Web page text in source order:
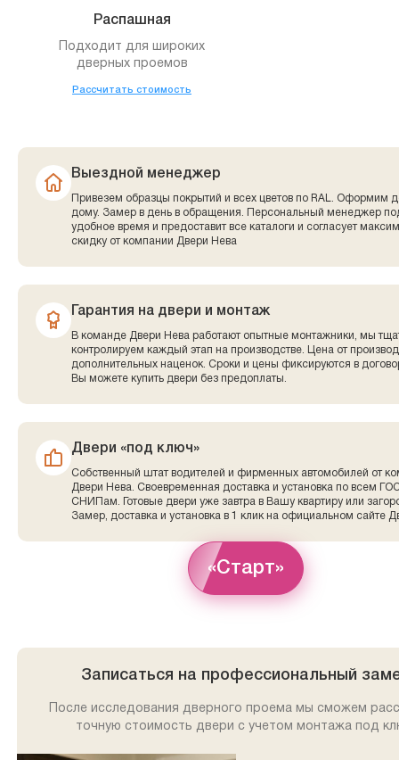
Распашная
Подходит для широких
дверных проемов
Рассчитать стоимость
Выездной менеджер
Привезем образцы покрытий и всех цветов по RAL. Оформим
дому. Замер в день в обращения. Персональный менеджер
удобное время и предоставит все каталоги и согласует
скидку от компании Двери Нева
Гарантия на двери и монтаж
В команде Двери Нева работают опытные монтажники, мы
контролируем каждый этап на производстве. Цена от
дополнительных наценок. Сроки и цены фиксируются в
Вы можете купить двери без предоплаты.
Двери «под ключ»
Собственный штат водителей и фирменных автомобилей от
Двери Нева. Своевременная доставка и установка по всем
СНИПам. Готовые двери уже завтра в Вашу квартиру или
Замер, доставка и установка в 1 клик на официальном сайте
«Старт»
Записаться на профессиональный
После исследования дверного проема мы сможем
точную стоимость двери с учетом монтажа под